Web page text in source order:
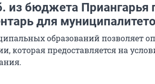
из бюджета Приангарья
для
образований позволяет
которая предоставляется на